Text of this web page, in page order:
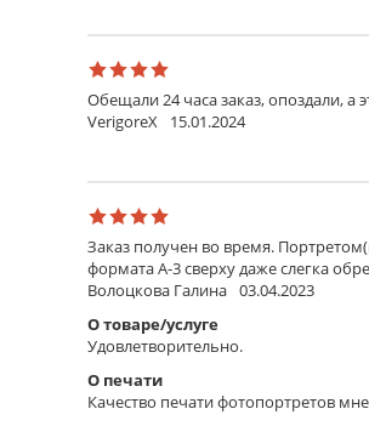
Ламинирование
Ламинирование
Покрытие прозрачной
Легкая и прочная сэндвич-
самоклеящейся пленке.
Пластик 4 мм
Легкий и прочный материал,
Крепление
Без крепления
Обещали 24 часа заказ, опоздали, а
VerigoreX
15.01.2024
Заказ получен во время.
формата А-3 сверху даже слегка
Волоцкова Галина 03.04.2023
О товаре/услуге
Удовлетворительно.
О печати
Качество печати фотопортретов